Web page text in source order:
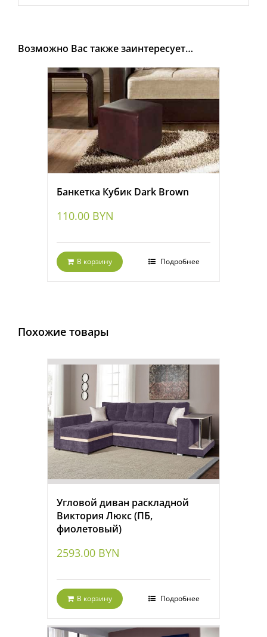
Возможно Вас также заинтересует…
Банкетка Кубик Dark Brown
110.00 BYN
В корзину Подробнее
Похожие товары
Угловой диван раскладной
Виктория Люкс (ПБ,
фиолетовый)
2593.00 BYN
В корзину Подробнее